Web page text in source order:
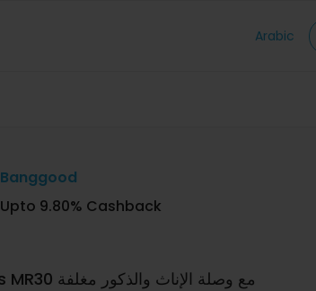
Arabic
Banggood
Upto 9.80% Cashback
التوصيل الكهربائي لنوع Amass MR30 مع وصلة الإناث والذكور مغلفة